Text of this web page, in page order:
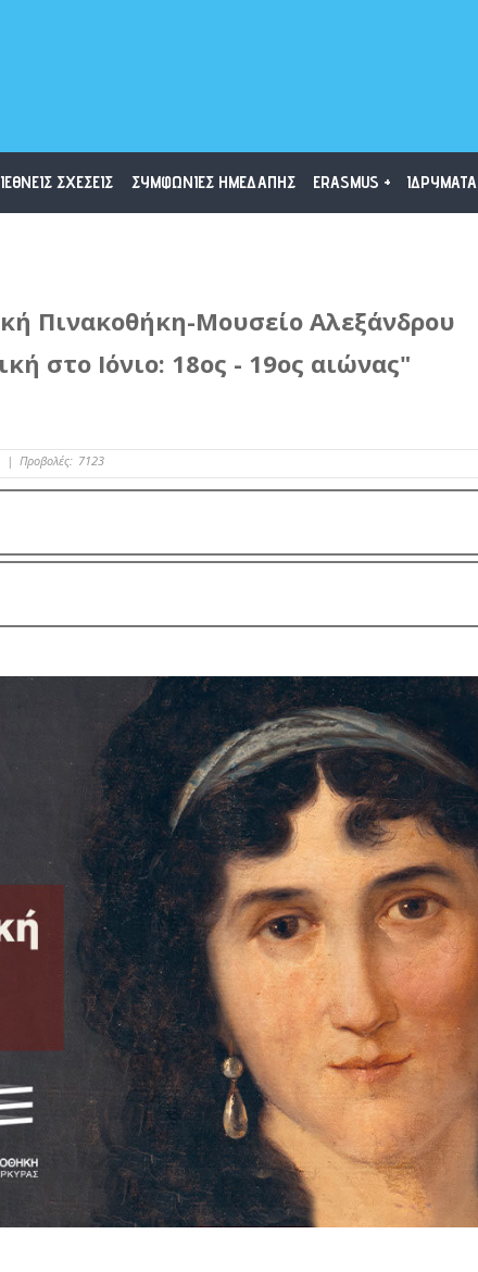
ΣΧΕΣΕΙΣ ΣΥΜΦΩΝΙΕΣ ΗΜΕΔΑΠΗΣ ERASMUS + ΙΔΡΥΜΑΤΑ
Πινακοθήκη-Μουσείο Αλεξάνδρου
στο Ιόνιο: 18ος - 19ος αιώνας"
| Προβολές: 7123